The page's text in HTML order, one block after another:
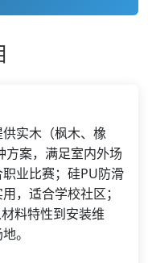
实木（枫木、橡
方案，满足室内外场
业比赛；硅PU防滑
，适合学校社区；
料特性到安装维
。